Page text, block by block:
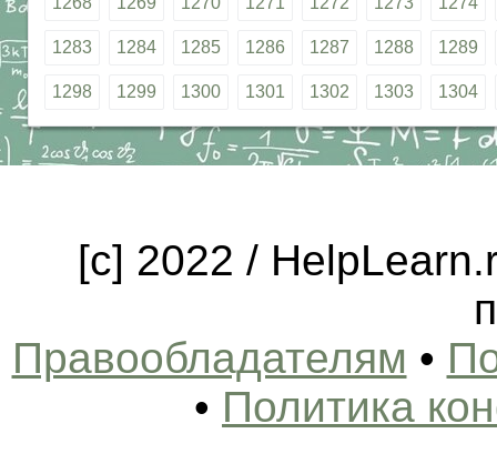
1283 1284 1285 1286 1287 1288 1289
1298 1299 1300 1301 1302 1303 1304
[c] 2022 /
Правообладателям •
• Политика